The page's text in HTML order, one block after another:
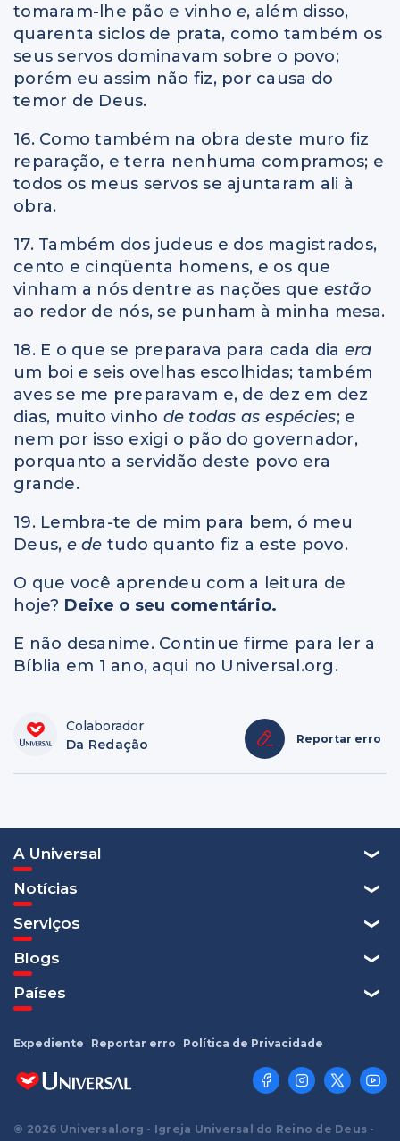
tomaram-lhe pão e vinho e, além disso,
quarenta siclos de prata, como também os
seus servos dominavam sobre o povo;
porém eu assim não fiz, por causa do
temor de Deus.
16. Como também na obra deste muro fiz
reparação, e terra nenhuma compramos; e
todos os meus servos se ajuntaram ali à
obra.
17. Também dos judeus e dos magistrados,
cento e cinqüenta homens, e os que
vinham a nós dentre as nações que estão
ao redor de nós, se punham à minha mesa.
18. E o que se preparava para cada dia era
um boi eseis ovelhas escolhidas; também
aves se me preparavam e, de dez em dez
dias, muito vinho de todas as espécies; e
nem por isso exigi o pão do governador,
porquanto a servidão deste povo era
grande.
19. Lembra-te de mim para bem, ó meu
Deus, e de tudo quanto fiz a este povo.
O que você aprendeu com a leitura de
hoje? Deixe o seu comentário.
E não desanime. Continue firme para ler a
Bíblia em 1 ano, aqui no Universal.org.
Colaborador
Da Redação
Reportar erro
A Universal
Notícias
Serviços
Blogs
Países
© 2026 Universal.org - Igreja Universal do Reino de Deus -
Expediente Reportar erro Política de Privacidade